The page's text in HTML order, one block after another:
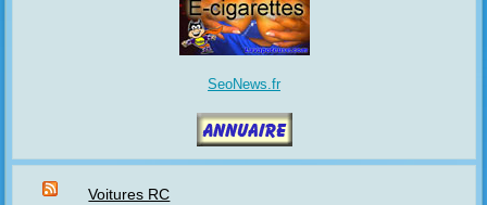
SeoNews.fr
Voitures RC